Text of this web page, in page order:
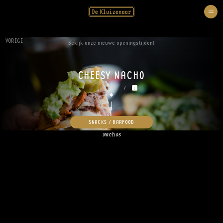
Bekijk onze nieuwe openingstijden!
VORIGE
CHEESY NACHO
/ L
SNACKS / BARFOOD
Nachos